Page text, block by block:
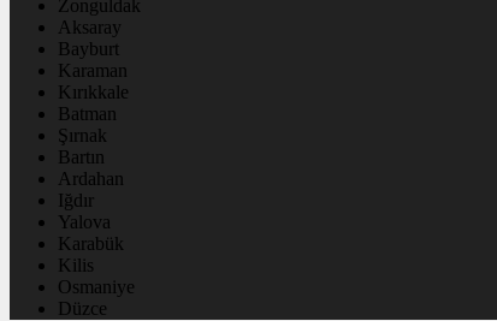
Zonguldak
Aksaray
Bayburt
Karaman
Kırıkkale
Batman
Şırnak
Bartın
Ardahan
Iğdır
Yalova
Karabük
Kilis
Osmaniye
Düzce